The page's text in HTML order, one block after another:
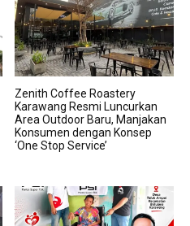
Zenith Coffee Roastery
Karawang Resmi Luncurkan
Area Outdoor Baru, Manjakan
Konsumen dengan Konsep
‘One Stop Service’